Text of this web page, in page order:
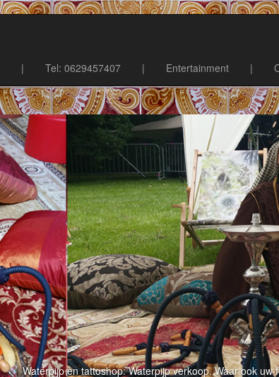
| Tel: 0629457407 | Entertainment |
Waterpijp en tattoshop: Waterpijp verkoop. Waar ook